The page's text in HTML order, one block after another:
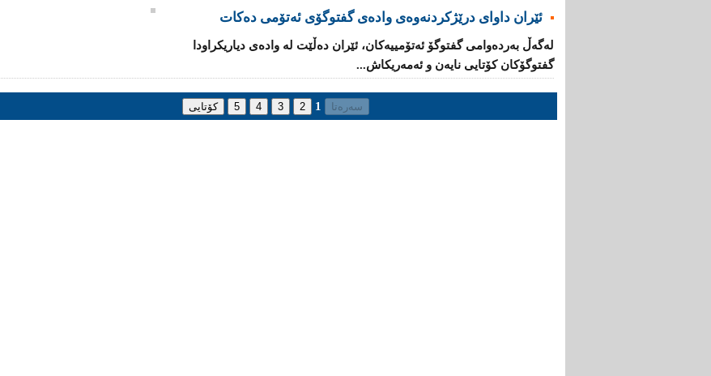
ئێران داوای‌ درێژكردنه‌وه‌ی‌ واده‌ی‌ گفتوگۆی ئەتۆمی ده‌كات
له‌گه‌ڵ به‌رده‌وامی‌ گفتوگۆ ئه‌تۆمییه‌كان، ئێران ده‌ڵێت له‌ واده‌ی‌ دیاریكراودا
گفتوگۆكان كۆتایی‌ نایه‌ن و ئەمەریکاش...
1